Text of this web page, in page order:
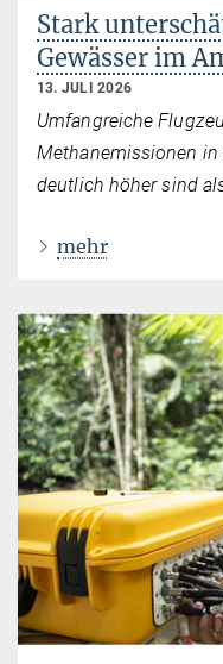
Stark
Gewässer im
13. JULI 2026
Umfangreiche
Methanemissionen in
deutlich höher sind
mehr